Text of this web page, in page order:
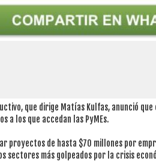
que dirige Matías Kulfas, anunció
a los que accedan las PyMEs.
proyectos de hasta $70 millones por
sectores más golpeados por la crisis